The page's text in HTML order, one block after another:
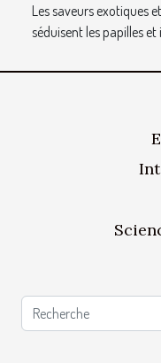
Les saveurs exotiques
séduisent les papilles et